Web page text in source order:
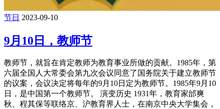
节日 2023-09-10
9月10日，教师节
教师节，就旨在肯定教师为教育事业所做的贡献。1985年，第
六届全国人大常委会第九次会议同意了国务院关于建立教师节
的议案，会议决定将每年的9月10日定为教师节。1985年9月10
日，是中国第一个教师节。 演变历史 1931年，教育家邰爽
秋、程其保等联络京、沪教育界人士，在南京中央大学集会，